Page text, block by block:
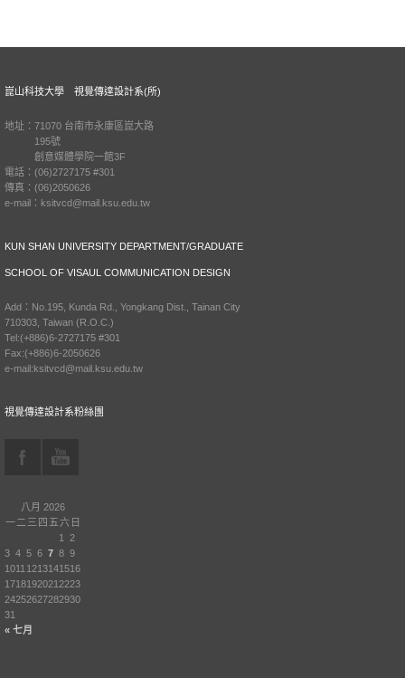
崑山科技大學 視覺傳達設計系(所)
地址：71070 台南市永康區崑大路
195號
創意媒體學院一館3F
電話：(06)2727175 #301
傳真：(06)2050626
e-mail：ksitvcd@mail.ksu.edu.tw
KUN SHAN UNIVERSITY DEPARTMENT/GRADUATE
SCHOOL OF VISAUL COMMUNICATION DESIGN
Add：No.195, Kunda Rd., Yongkang Dist., Tainan City
710303, Taiwan (R.O.C.)
Tel:(+886)6-2727175 #301
Fax:(+886)6-2050626
e-mail:ksitvcd@mail.ksu.edu.tw
視覺傳達設計系粉絲團
八月 2026
一 二 三 四 五六 日
« 七月
1
2
3 4 5 6 7 8 9
1011 1213141516
1718192021 2223
24252627282930
31